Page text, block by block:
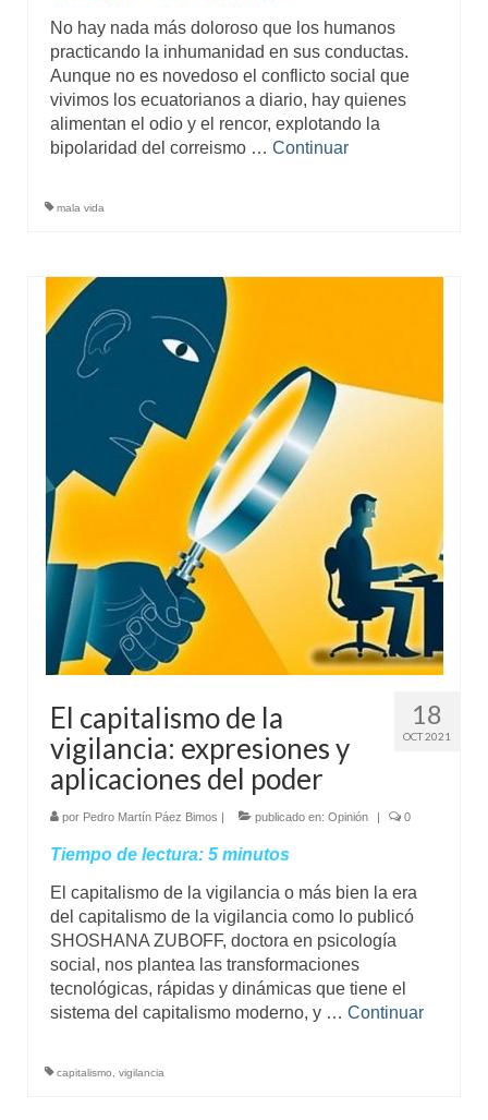
No hay nada más doloroso que los humanos
practicando la inhumanidad en sus conductas.
Aunque no es novedoso el conflicto social que
vivimos los ecuatorianos a diario, hay quienes
alimentan el odio y el rencor, explotando la
bipolaridad del correismo … Continuar
mala vida
18
OCT 2021
El capitalismo de la
vigilancia: expresiones y
aplicaciones del poder
por Pedro Martín Páez Bimos | publicado en: Opinión | 0
Tiempo de lectura: 5 minutos
El capitalismo de la vigilancia o más bien la era
del capitalismo de la vigilancia como lo publicó
SHOSHANA ZUBOFF, doctora en psicología
social, nos plantea las transformaciones
tecnológicas, rápidas y dinámicas que tiene el
sistema del capitalismo moderno, y … Continuar
capitalismo vigilancia